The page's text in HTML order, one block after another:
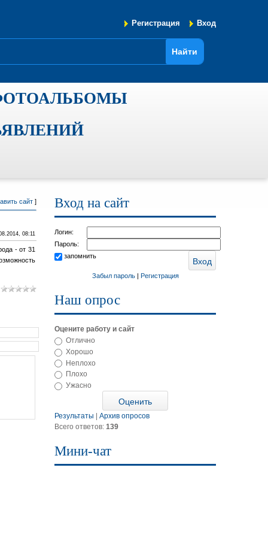
Регистрация Вход
сайт ]
08:11
- от 31
Вход на сайт
Логин:
Пароль:
запомнить
Забыл пароль| Регистрация
Наш опрос
Оцените работу и сайт
Отлично
Хорошо
Неплохо
Плохо
Ужасно
Результаты
Архив опросов
Всего ответов: 139
Мини-чат